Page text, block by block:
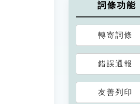
詞條功能
轉寄詞條
錯誤通報
友善列印